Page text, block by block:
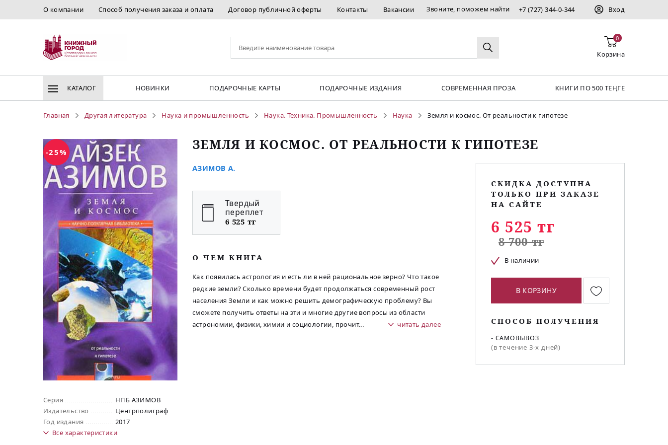
О компании Способ получения заказа и оплата Договор публичной оферты Контакты Вакансии Звоните, поможем найти +7 (727) 344-0-344 Вход
0
Корзина
КАТАЛОГ НОВИНКИ ПОДАРОЧНЫЕ КАРТЫ ПОДАРОЧНЫЕ ИЗДАНИЯ СОВРЕМЕННАЯ ПРОЗА КНИГИ ПО 500 ТЕҢГЕ
Главная Другая литература Наука и промышленность Наука. Техника. Промышленность Наука Земля и космос. От реальности к гипотезе
-25%
Серия
НПБ АЗИМОВ
Издательство
Центрполиграф
Год издания
2017
Все характеристики
ЗЕМЛЯ И КОСМОС. ОТ РЕАЛЬНОСТИ К ГИПОТЕЗЕ
АЗИМОВ А.
Твердый
переплет
6 525 тг
O ЧЕМ КНИГА
Как появилась астрология и есть ли в ней рациональное зерно? Что такое
редкие земли? Сколько времени будет продолжаться современный рост
населения Земли и как можно решить демографическую проблему? Вы
сможете получить ответы на эти и многие другие вопросы из области
астрономии, физики, химии и социологии, прочит... читать далее
СКИДКА ДОСТУПНА
ТОЛЬКО ПРИ ЗАКАЗЕ
НА САЙТЕ
6 525 тг
8 700 тг
В наличии
В КОРЗИНУ
СПОСОБ ПОЛУЧЕНИЯ
- САМОВЫВОЗ
(в течение 3-х дней)